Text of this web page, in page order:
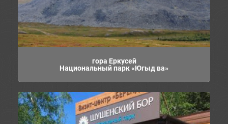
гора Еркусей
Национальный парк «Югыд ва»